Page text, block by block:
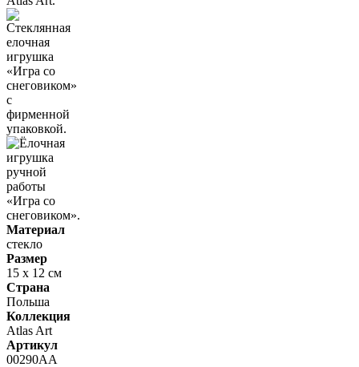
Материал
стекло
Размер
15 х 12 см
Страна
Польша
Коллекция
Atlas Art
Артикул
00290АА